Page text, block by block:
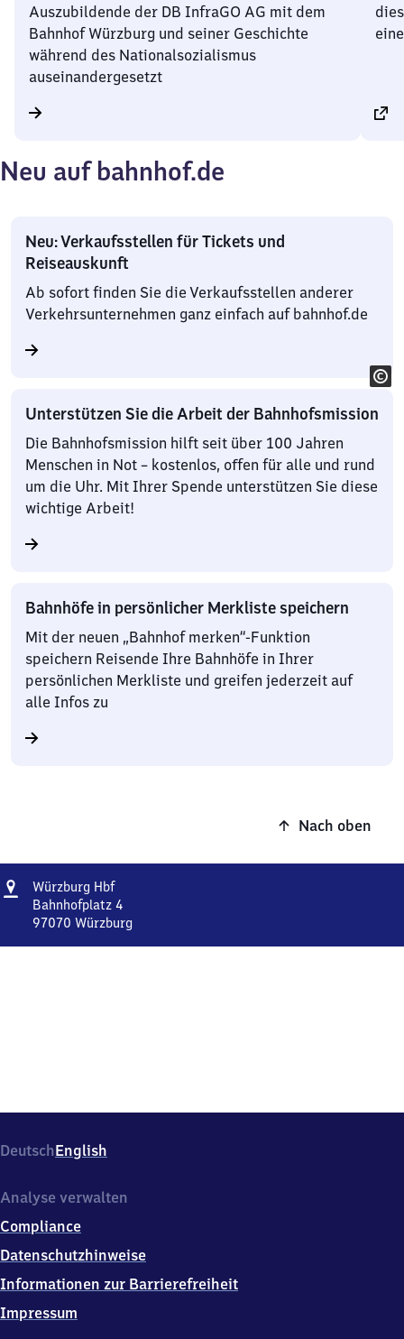
Auszubildende der DB InfraGO AG mit dem
Bahnhof Würzburg und seiner Geschichte
während des Nationalsozialismus
auseinandergesetzt
Neu auf bahnhof.de
Neu: Verkaufsstellen für Tickets und
Reiseauskunft
Ab sofort finden Sie die Verkaufsstellen anderer
Verkehrsunternehmen ganz einfach auf bahnhof.de
Unterstützen Sie die Arbeit der Bahnhofsmission
Die Bahnhofsmission hilft seit über 100 Jahren
Menschen in Not – kostenlos, offen für alle und rund
um die Uhr. Mit Ihrer Spende unterstützen Sie diese
wichtige Arbeit!
Bahnhöfe in persönlicher Merkliste speichern
Mit der neuen „Bahnhof merken“-Funktion
speichern Reisende Ihre Bahnhöfe in Ihrer
persönlichen Merkliste und greifen jederzeit auf
alle Infos zu
Nach oben
Adresse
Würzburg HbfWürzburg
Hauptbahnhof
Bahnhofplatz 4
97070 Würzburg
DeutschEnglish
Analyse verwalten
Compliance
Datenschutzhinweise
Informationen zur Barrierefreiheit
Impressum